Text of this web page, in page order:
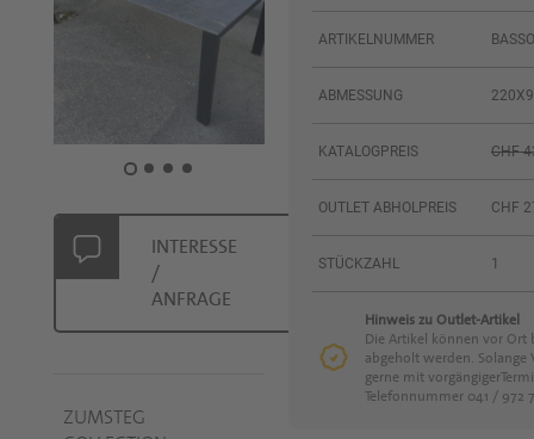
INTERESSE
/
ANFRAGE
ZUMSTEG
ARTIKELNUMMER
ABMESSUNG
KATALOGPREIS CHF
OUTLET ABHOLPREIS CHF
STÜCKZAHL 1
Hinweis zu Outlet-Artikel
Die Artikel können vor Ort
abgeholt werden. Solange
gerne mit
Telefonnummer 041 / 972